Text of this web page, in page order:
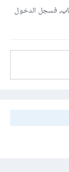
فسجل الدخول